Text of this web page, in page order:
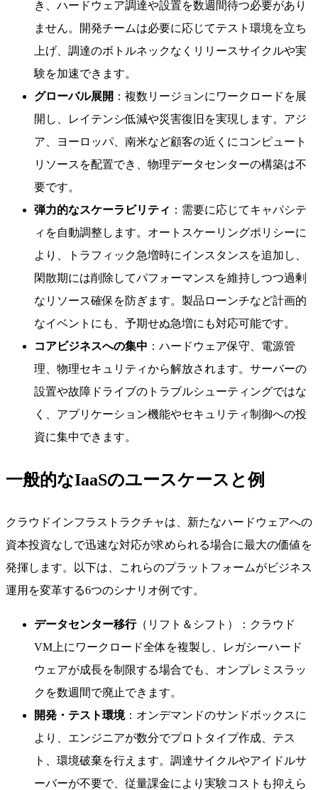
き、ハードウェア調達や設置を数週間待つ必要があり
ません。開発チームは必要に応じてテスト環境を立ち
上げ、調達のボトルネックなくリリースサイクルや実
験を加速できます。
グローバル展開 ：複数リージョンにワークロードを展
開し、レイテンシ低減や災害復旧を実現します。アジ
ア、ヨーロッパ、南米など顧客の近くにコンピュート
リソースを配置でき、物理データセンターの構築は不
要です。
弾力的なスケーラビリティ ：需要に応じてキャパシテ
ィを自動調整します。オートスケーリングポリシーに
より、トラフィック急増時にインスタンスを追加し、
閑散期には削除してパフォーマンスを維持しつつ過剰
なリソース確保を防ぎます。製品ローンチなど計画的
なイベントにも、予期せぬ急増にも対応可能です。
コアビジネスへの集中 ：ハードウェア保守、電源管
理、物理セキュリティから解放されます。サーバーの
設置や故障ドライブのトラブルシューティングではな
く、アプリケーション機能やセキュリティ制御への投
資に集中できます。
一般的なIaaSのユースケースと例
クラウドインフラストラクチャは、新たなハードウェアへの
資本投資なしで迅速な対応が求められる場合に最大の価値を
発揮します。以下は、これらのプラットフォームがビジネス
運用を変革する6つのシナリオ例です。
データセンター移行（リフト＆シフト）：クラウド
VM上にワークロード全体を複製し、レガシーハード
ウェアが成長を制限する場合でも、オンプレミスラッ
クを数週間で廃止できます。
開発・テスト環境：オンデマンドのサンドボックスに
より、エンジニアが数分でプロトタイプ作成、テス
ト、環境破棄を行えます。調達サイクルやアイドルサ
ーバーが不要で、従量課金により実験コストも抑えら